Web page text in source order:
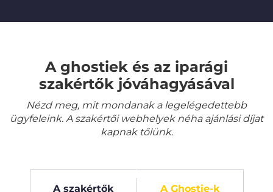
A ghostiek és az iparági
szakértők jóváhagyásával
Nézd meg, mit mondanak a legelégedettebb
ügyfeleink. A szakértői webhelyek néha ajánlási díjat
kapnak tőlünk.
A szakértők A Ghostie-k